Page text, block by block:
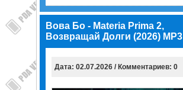
Вова Бо - Materia Prima 2,
Возвращай Долги (2026) МР3
Дата: 02.07.2026 / Комментариев: 0